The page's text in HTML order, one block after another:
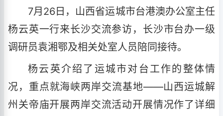
7月26日，山西省运城市台港澳办公室主任
杨云英一行来长沙交流参访，长沙市台办一级
调研员袁湘鄂及相关处室人员陪同接待。
杨云英介绍了运城市对台工作的整体情
况，重点就海峡两岸交流基地——山西运城解
州关帝庙开展两岸交流活动开展情况作了详细